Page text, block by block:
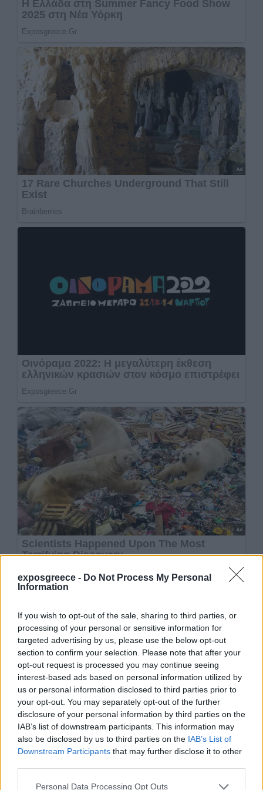
exposgreece - Do Not Process My Personal
Information
If you wish to opt-out of the sale, sharing to third parties, or
processing of your personal or sensitive information for
targeted advertising by us, please use the below opt-out
section to confirm your selection. Please note that after your
opt-out request is processed you may continue seeing
interest-based ads based on personal information utilized by
us or personal information disclosed to third parties prior to
your opt-out. You may separately opt-out of the further
disclosure of your personal information by third parties on the
IAB’s list of downstream participants. This information may
also be disclosed by us to third parties on the IAB’s List of
Downstream Participants that may further disclose it to other
Personal Data Processing Opt Outs